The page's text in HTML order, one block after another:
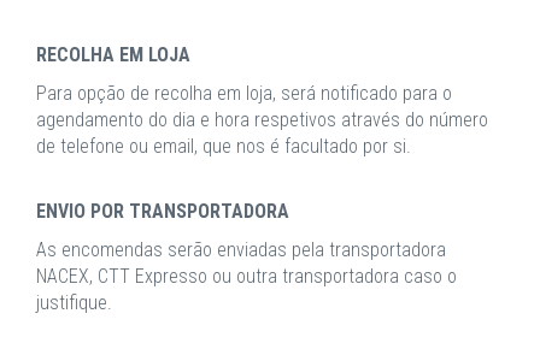
RECOLHA EM LOJA
Para opção de recolha em loja, será notificado para o
agendamento do dia e hora respetivos através do número
de telefone ou email, que nos é facultado por si.
ENVIO POR TRANSPORTADORA
As encomendas serão enviadas pela transportadora
NACEX, CTT Expresso ou outra transportadora caso o
justifique.